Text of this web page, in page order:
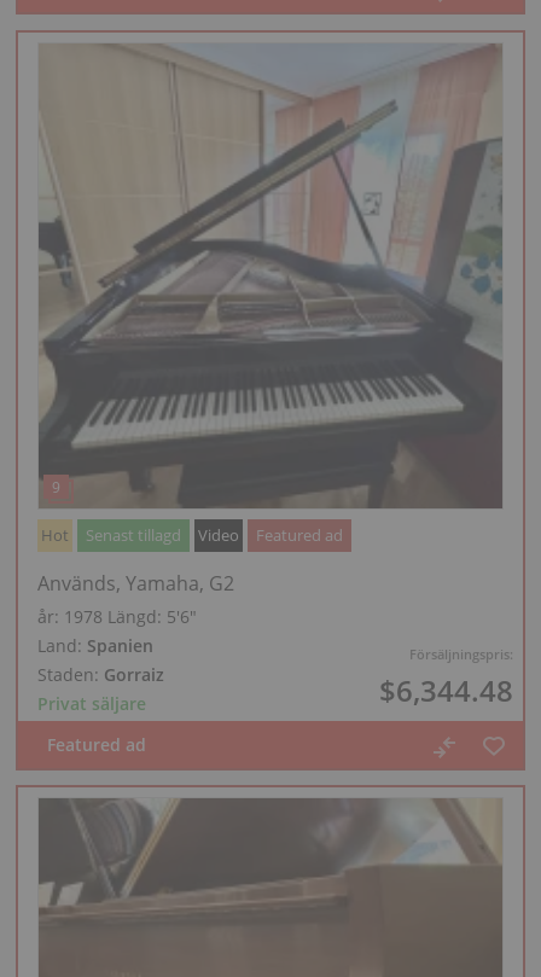
Försäljningspris:
$6,344.48
Hot Senast tillagd Video Featured ad
Används, Yamaha, G2
år: 1978 Längd: 5′6″
Land: Spanien
Staden: Gorraiz
Privat säljare